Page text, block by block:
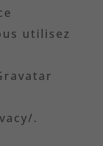
utilisez
.